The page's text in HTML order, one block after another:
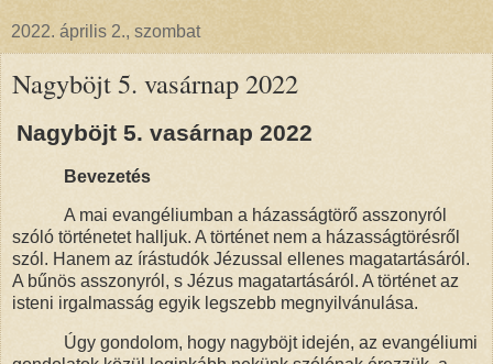
2022. április 2., szombat
Nagyböjt 5. vasárnap 2022
Nagyböjt 5. vasárnap 2022
Bevezetés
A mai evangéliumban a házasságtörő asszonyról
szóló történetet halljuk. A történet nem a házasságtörésről
szól. Hanem az írástudók Jézussal ellenes magatartásáról.
A bűnös asszonyról, s Jézus magatartásáról. A történet az
isteni irgalmasság egyik legszebb megnyilvánulása.
Úgy gondolom, hogy nagyböjt idején, az evangéliumi